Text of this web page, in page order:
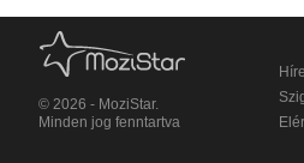
© 2026 - MoziStar.
Minden jog fenntartva